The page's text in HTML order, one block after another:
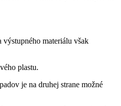
materiálu však
plastu.
je na druhej strane možné